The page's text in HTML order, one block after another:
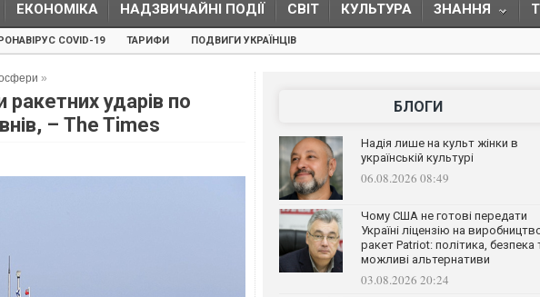
ЕКОНОМІКА НАДЗВИЧАЙНІ ПОДІЇ СВІТ КУЛЬТУРА ЗНАННЯ
COVID-19 ТАРИФИ ПОДВИГИ УКРАЇНЦІВ
»
ударів по
– The Times
БЛОГИ
Надія лише на культ жінки в
українській культурі
06.08.2026 08:49
Чому США не готові передати
Україні ліцензію на
ракет Patriot: політика, безпека
можливі альтернативи
03.08.2026 20:24